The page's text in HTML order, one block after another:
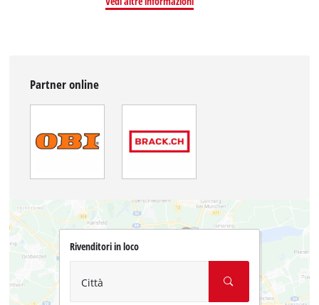
Partner online
Rivenditori in loco
Città